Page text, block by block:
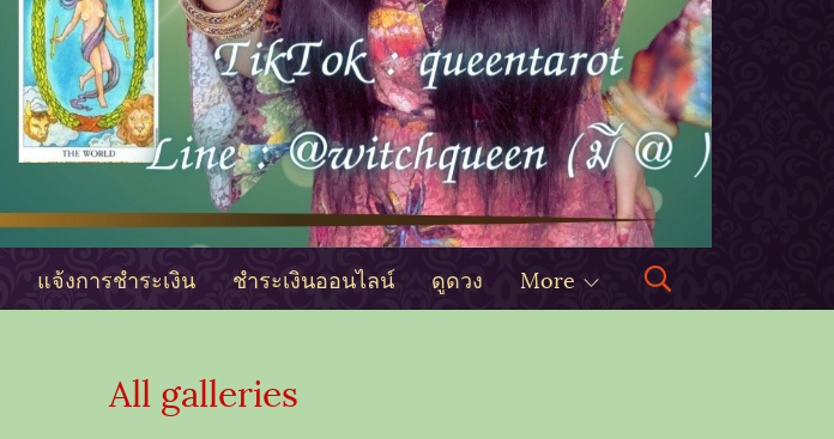
แจ้งการชำระเงิน ชำระเงินออนไลน์ ดูดวง More
All galleries